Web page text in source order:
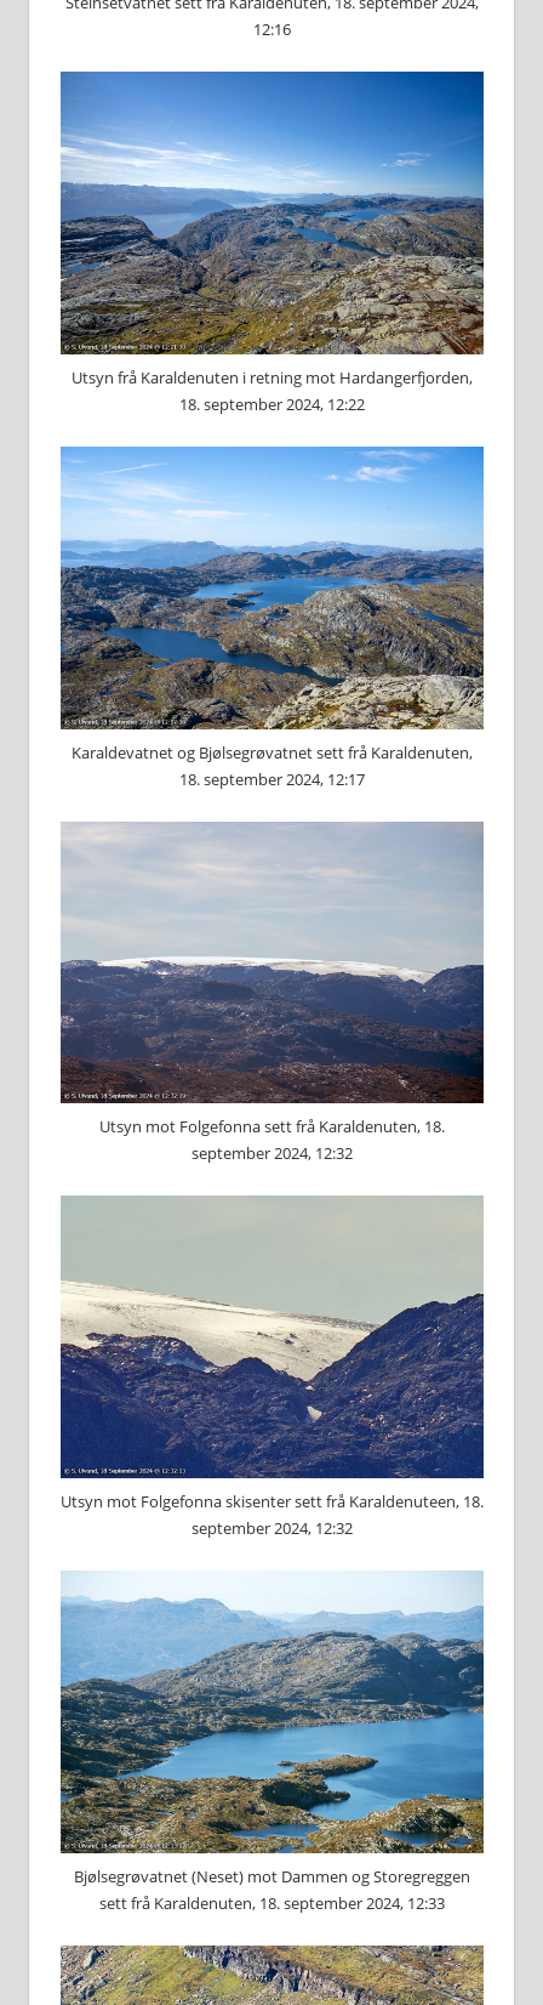
12:16
Utsyn frå Karaldenuten i retning mot Hardangerfjorden,
18. september 2024, 12:22
Karaldevatnet og Bjølsegrøvatnet sett frå Karaldenuten,
18. september 2024, 12:17
Utsyn mot Folgefonna sett frå Karaldenuten, 18.
september 2024, 12:32
Utsyn mot Folgefonna skisenter sett frå Karaldenuteen, 18.
september 2024, 12:32
Bjølsegrøvatnet (Neset) mot Dammen og Storegreggen
sett frå Karaldenuten, 18. september 2024, 12:33